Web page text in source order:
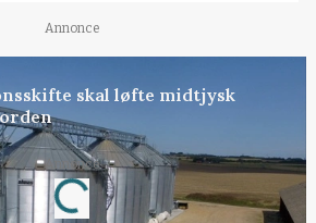
Annonce
skal løfte midtjysk
Annonce
Loading...